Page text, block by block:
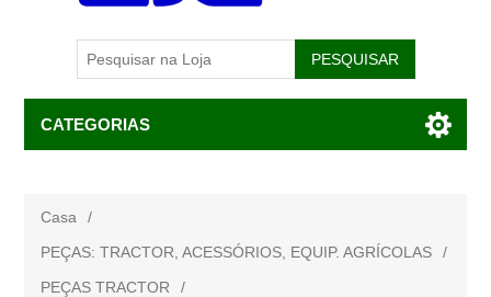
CATEGORIAS
Casa
/
PEÇAS: TRACTOR, ACESSÓRIOS, EQUIP. AGRÍCOLAS
/
PEÇAS TRACTOR
/